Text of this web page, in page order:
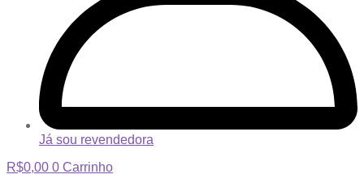
Já sou revendedora
R$0,00 0 Carrinho